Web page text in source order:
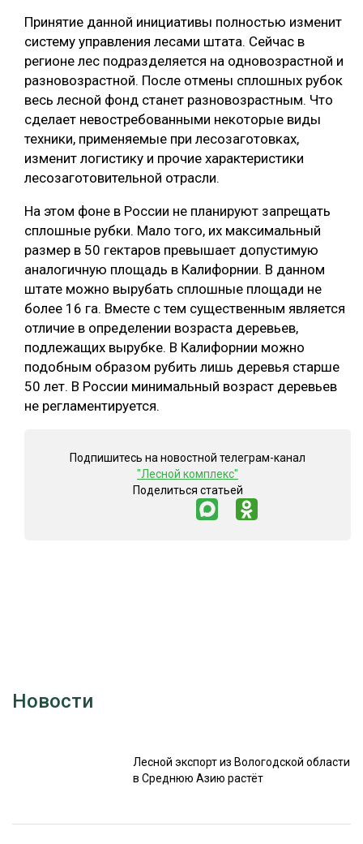
Принятие данной инициативы полностью изменит
систему управления лесами штата. Сейчас в
регионе лес подразделяется на одновозрастной и
разновозрастной. После отмены сплошных рубок
весь лесной фонд станет разновозрастным. Что
сделает невостребованными некоторые виды
техники, применяемые при лесозаготовках,
изменит логистику и прочие характеристики
лесозаготовительной отрасли.
На этом фоне в России не планируют запрещать
сплошные рубки. Мало того, их максимальный
размер в 50 гектаров превышает допустимую
аналогичную площадь в Калифорнии. В данном
штате можно вырубать сплошные площади не
более 16 га. Вместе с тем существенным является
отличие в определении возраста деревьев,
подлежащих вырубке. В Калифорнии можно
подобным образом рубить лишь деревья старше
50 лет. В России минимальный возраст деревьев
не регламентируется.
Подпишитесь на новостной телеграм-канал
"Лесной комплекс"
Поделиться статьей
Новости
Лесной экспорт из Вологодской области
в Среднюю Азию растёт